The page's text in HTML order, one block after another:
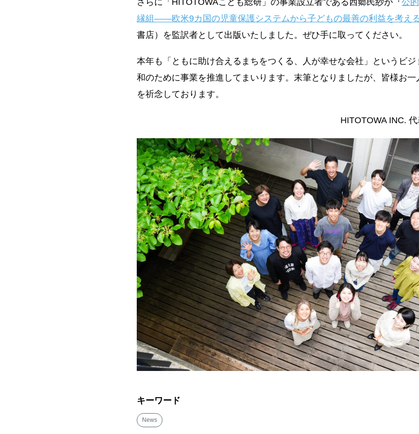
さらに「HITOTOWAこども総研」の事業設立者である西郷民紗が『公
縁組――欧米9カ国の児童保護システムから子どもの最善の利益を考え
書店）を監訳者として出版いたしました。ぜひ手に取ってください。
本年も「ともに助け合えるまちをつくる、人が幸せな会社」というビジ
和のために事業を推進してまいります。末筆となりましたが、皆様お一
を祈念しております。
HITOTOWA INC.
キーワード
News